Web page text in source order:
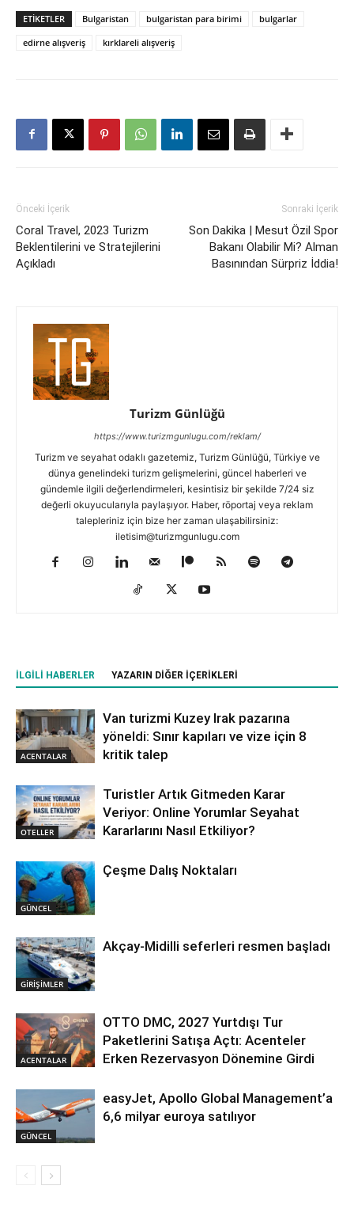
ETIKETLER Bulgaristan bulgaristan para birimi
bulgarlar
edirne alışveriş
kırklareli alışveriş
Önceki İçerik
Coral Travel, 2023 Turizm
Beklentilerini ve Stratejilerini
Açıkladı
Sonraki İçerik
Son Dakika | Mesut Özil Spor
Bakanı Olabilir Mi? Alman
Basınından Sürpriz İddia!
Turizm Günlüğü
https://www.turizmgunlugu.com/reklam/
Turizm ve seyahat odaklı gazetemiz, Turizm Günlüğü, Türkiye ve
dünya genelindeki turizm gelişmelerini, güncel haberleri ve
gündemle ilgili değerlendirmeleri, kesintisiz bir şekilde 7/24 siz
değerli okuyucularıyla paylaşıyor. Haber, röportaj veya reklam
talepleriniz için bize her zaman ulaşabilirsiniz:
iletisim@turizmgunlugu.com
İLGILI HABERLER YAZARIN DIĞER İÇERIKLERI
ACENTALAR
Van turizmi Kuzey Irak pazarına
yöneldi: Sınır kapıları ve vize için 8
kritik talep
OTELLER
Turistler Artık Gitmeden Karar
Veriyor: Online Yorumlar Seyahat
Kararlarını Nasıl Etkiliyor?
GÜNCEL
Çeşme Dalış Noktaları
GİRİŞİMLER
Akçay-Midilli seferleri resmen başladı
ACENTALAR
OTTO DMC, 2027 Yurtdışı Tur
Paketlerini Satışa Açtı: Acenteler
Erken Rezervasyon Dönemine Girdi
GÜNCEL
easyJet, Apollo Global Management’a
6,6 milyar euroya satılıyor